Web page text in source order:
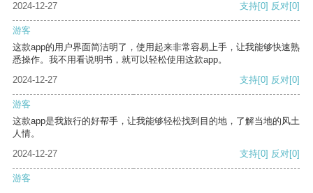
2024-12-27
支持[0] 反对[0]
游客
这款app的用户界面简洁明了，使用起来非常容易上手，让我能够快速熟
悉操作。我不用看说明书，就可以轻松使用这款app。
2024-12-27
支持[0] 反对[0]
游客
这款app是我旅行的好帮手，让我能够轻松找到目的地，了解当地的风土
人情。
2024-12-27
支持[0] 反对[0]
游客